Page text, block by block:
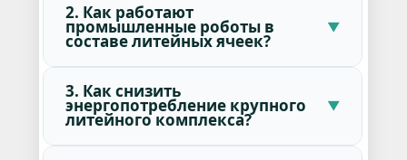
2. Как работают
промышленные роботы в
составе литейных ячеек?
3. Как снизить
энергопотребление крупного
литейного комплекса?